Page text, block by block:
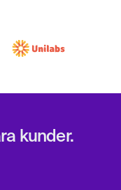
kunder.